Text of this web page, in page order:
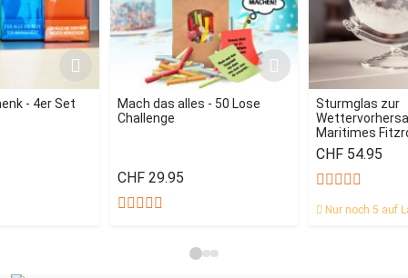
- 4er Set
Mach das alles - 50 Lose
Challenge
CHF 29.95
Sturmglas zur
Maritimes
CHF 54.95
Nur noch 5 auf